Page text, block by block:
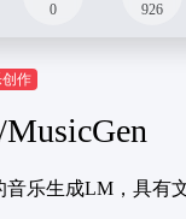
0 926
作
乐生成LM，具有